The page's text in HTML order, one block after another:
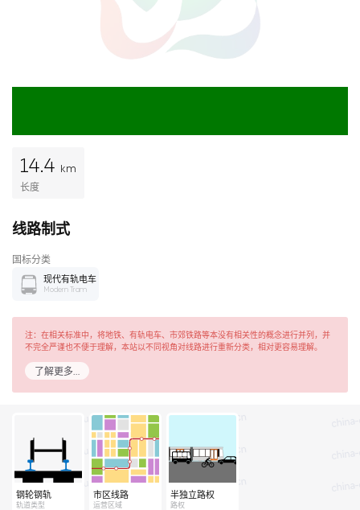
14.4
km
长度
线路制式
国标分类
现代有轨电车
Modern Tram
注：在相关标准中，将地铁、有轨电车、市郊铁路等本没有相关性的概念进行并列，并
不完全严谨也不便于理解，本站以不同视角对线路进行重新分类，相对更容易理解。
了解更多…
钢轮钢轨
轨道类型
市区线路
运营区域
半独立路权
路权